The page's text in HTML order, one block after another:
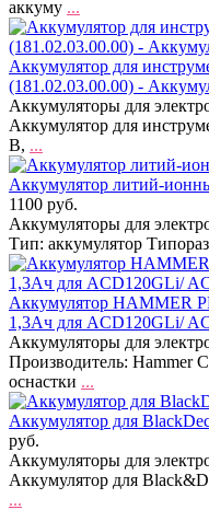
аккуму ...
Аккумулятор для
(181.02.03.00.00) -
Аккумуляторы для
Аккумулятор для
В, ...
Аккумулятор литий-
1100 руб.
Аккумуляторы для
Тип: аккумулятор
Аккумулятор HAMMER
1,3Ач для ACD120GLi/
Аккумуляторы для
Производитель: Hammer
оснастки ...
Аккумулятор для
руб.
Аккумуляторы для
Аккумулятор для
...